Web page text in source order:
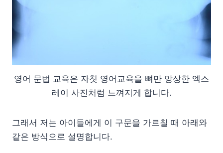
영어 문법 교육은 자칫 영어교육을 뼈만 앙상한 엑스
레이 사진처럼 느껴지게 합니다.
그래서 저는 아이들에게 이 구문을 가르칠 때 아래와
같은 방식으로 설명합니다.